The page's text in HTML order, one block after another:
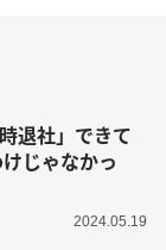
退社」できて
じゃなかっ
2024.05.19